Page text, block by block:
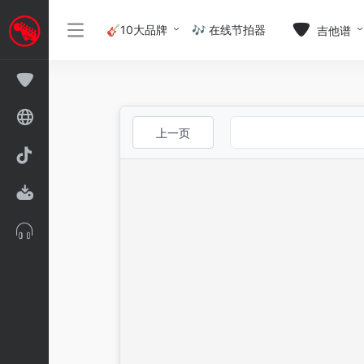
🎸10大品牌 🎶 在线节拍器 吉他谱
上一页